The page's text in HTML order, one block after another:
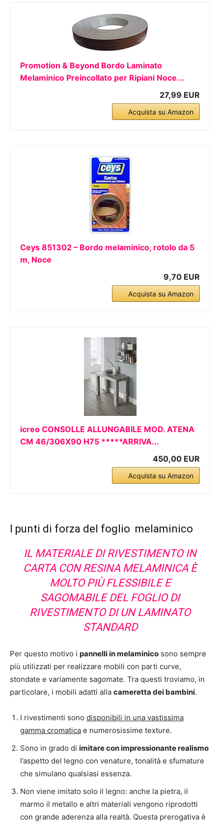
Promotion & Beyond Bordo Laminato
Melaminico Preincollato per Ripiani Noce...
27,99 EUR
Acquista su Amazon
Ceys 851302 – Bordo melaminico, rotolo da 5
m, Noce
9,70 EUR
Acquista su Amazon
icreo CONSOLLE ALLUNGABILE MOD. ATENA
CM 46/306X90 H75 *****ARRIVA...
450,00 EUR
Acquista su Amazon
I punti di forza del foglio melaminico
IL MATERIALE DI RIVESTIMENTO IN
CARTA CON RESINA MELAMINICA È
MOLTO PIÙ FLESSIBILE E
SAGOMABILE DEL FOGLIO DI
RIVESTIMENTO DI UN LAMINATO
STANDARD
Per questo motivo i pannelli in melaminico sono sempre
più utilizzati per realizzare mobili con parti curve,
stondate e variamente sagomate. Tra questi troviamo, in
particolare, i mobili adatti alla cameretta dei bambini.
I rivestimenti sono disponibili in una vastissima
gamma cromatica e numerosissime texture.
Sono in grado di imitare con impressionante realismo
l’aspetto del legno con venature, tonalità e sfumature
che simulano qualsiasi essenza.
Non viene imitato solo il legno: anche la pietra, il
marmo il metallo e altri materiali vengono riprodotti
con grande aderenza alla realtà. Questa prerogativa è